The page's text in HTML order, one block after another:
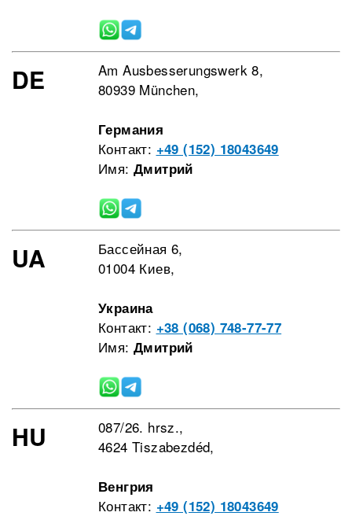
DE
Am Ausbesserungswerk 8,
80939 München,
Германия
Контакт: +49 (152) 18043649
Имя: Дмитрий
UA
Бассейная 6,
01004 Киев,
Украина
Контакт: +38 (068) 748-77-77
Имя: Дмитрий
HU
087/26. hrsz.,
4624 Tiszabezdéd,
Венгрия
Контакт: +49 (152) 18043649